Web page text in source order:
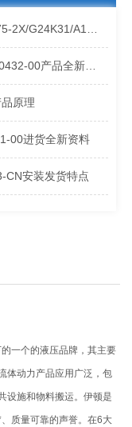
REXROTH力士乐比例阀4WREE10E75-2X/G24K31/A1V原厂发货资料
Metrix迈确振动变送器ST5484E-151-0432-00产品全新介绍
原理
00进货全新资料
CN安装发货特点
一个的液压品牌，其主要
体动力产品应用广泛，包
设施和物料搬运。伊顿是
质量可靠的声誉。在6大